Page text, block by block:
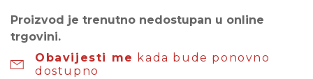
Proizvod je trenutno nedostupan u online
trgovini.
Obavijesti me kada bude ponovno
dostupno